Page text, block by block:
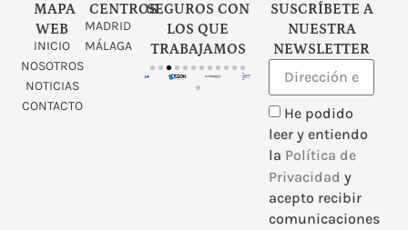
MAPA
WEB
INICIO
NOSOTROS
NOTICIAS
CONTACTO
CENTROS
MADRID
MÁLAGA
SEGUROS CON
LOS QUE
TRABAJAMOS
SUSCRÍBETE A
NUESTRA
NEWSLETTER
He podido
leer y entiendo
la Política de
Privacidad y
acepto recibir
comunicaciones